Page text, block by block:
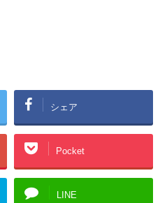
シェア
Pocket
LINE